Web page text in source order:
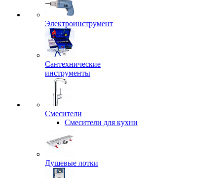
Электроинструмент
Сантехнические
инструменты
Смесители
Смесители для кухни
Душевые лотки